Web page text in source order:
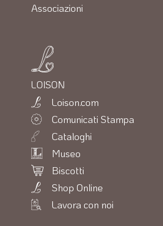
Associazioni
LOISON
Loison.com
Comunicati Stampa
Cataloghi
Museo
Biscotti
Shop Online
Lavora con noi